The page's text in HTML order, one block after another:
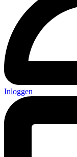
Inloggen